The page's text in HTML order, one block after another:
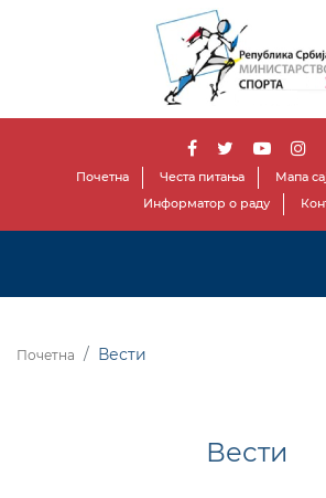
Почетна Честа питања Мапа
Информатор о раду
Почетна Вести
Вести